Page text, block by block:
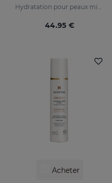
Hydratation pour peaux mixtes à tendance acnéique
44.95 €
Acheter